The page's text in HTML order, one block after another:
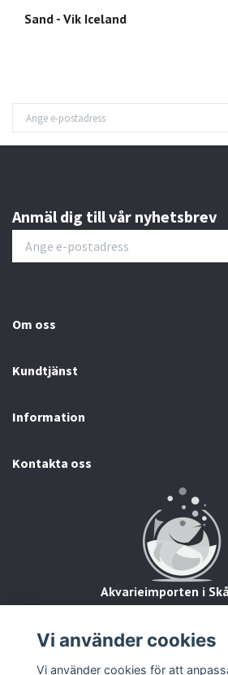
Sand - Vik Iceland
Anmäl dig till vår nyhetsbrev
Om oss
Kundtjänst
Information
Kontakta oss
Akvarieimporten i
28234 Tyringe
Org.nr: 559093-
Vi använder cookies
Vi använder cookies för att